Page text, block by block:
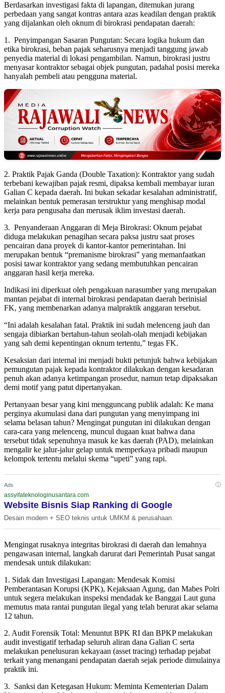
Berdasarkan investigasi fakta di lapangan, ditemukan jurang
perbedaan yang sangat kontras antara azas keadilan dengan praktik
yang dijalankan oleh oknum di birokrasi pendapatan daerah:
1. Penyimpangan Sasaran Pungutan: Secara logika hukum dan
etika birokrasi, beban pajak seharusnya menjadi tanggung jawab
penyedia material di lokasi pengambilan. Namun, birokrasi justru
menyasar kontraktor sebagai objek pungutan, padahal posisi mereka
hanyalah pembeli atau pengguna material.
2. Praktik Pajak Ganda (Double Taxation): Kontraktor yang sudah
terbebani kewajiban pajak resmi, dipaksa kembali membayar iuran
Galian C kepada daerah. Ini bukan sekadar kesalahan administratif,
melainkan bentuk pemerasan terstruktur yang menghisap modal
kerja para pengusaha dan merusak iklim investasi daerah.
3. Penyanderaan Anggaran di Meja Birokrasi: Oknum pejabat
diduga melakukan penagihan secara paksa justru saat proses
pencairan dana proyek di kantor-kantor pemerintahan. Ini
merupakan bentuk “premanisme birokrasi” yang memanfaatkan
posisi tawar kontraktor yang sedang membutuhkan pencairan
anggaran hasil kerja mereka.
Indikasi ini diperkuat oleh pengakuan narasumber yang merupakan
mantan pejabat di internal birokrasi pendapatan daerah berinisial
FK, yang membenarkan adanya malpraktik anggaran tersebut.
“Ini adalah kesalahan fatal. Praktik ini sudah melenceng jauh dan
sengaja dibiarkan bertahun-tahun seolah-olah menjadi kebijakan
yang sah demi kepentingan oknum tertentu,” tegas FK.
Kesaksian dari internal ini menjadi bukti petunjuk bahwa kebijakan
pemungutan pajak kepada kontraktor dilakukan dengan kesadaran
penuh akan adanya ketimpangan prosedur, namun tetap dipaksakan
demi motif yang patut dipertanyakan.
Pertanyaan besar yang kini mengguncang publik adalah: Ke mana
perginya akumulasi dana dari pungutan yang menyimpang ini
selama belasan tahun? Mengingat pungutan ini dilakukan dengan
cara-cara yang melenceng, muncul dugaan kuat bahwa dana
tersebut tidak sepenuhnya masuk ke kas daerah (PAD), melainkan
mengalir ke jalur-jalur gelap untuk memperkaya pribadi maupun
kelompok tertentu melalui skema “upeti” yang rapi.
Ads ⓘ
assyifateknologinusantara.com
Website Bisnis Siap Ranking di Google
Desain modern + SEO teknis untuk UMKM & perusahaan.
Mengingat rusaknya integritas birokrasi di daerah dan lemahnya
pengawasan internal, langkah darurat dari Pemerintah Pusat sangat
mendesak untuk dilakukan:
1. Sidak dan Investigasi Lapangan: Mendesak Komisi
Pemberantasan Korupsi (KPK), Kejaksaan Agung, dan Mabes Polri
untuk segera melakukan inspeksi mendadak ke Banggai Laut guna
memutus mata rantai pungutan ilegal yang telah berurat akar selama
12 tahun.
2. Audit Forensik Total: Menuntut BPK RI dan BPKP melakukan
audit investigatif terhadap seluruh aliran dana Galian C serta
melakukan penelusuran kekayaan (asset tracing) terhadap pejabat
terkait yang menangani pendapatan daerah sejak periode dimulainya
praktik ini.
3. Sanksi dan Ketegasan Hukum: Meminta Kementerian Dalam